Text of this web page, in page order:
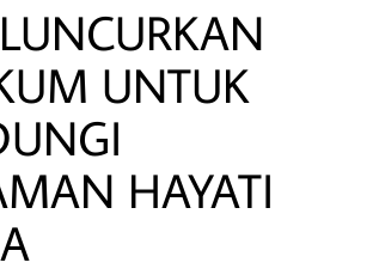
UNTUK
HAYATI